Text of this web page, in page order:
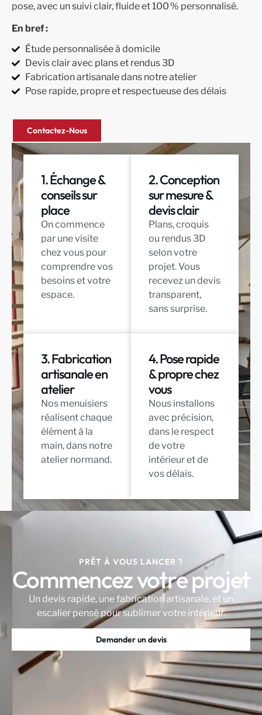
pose, avec un suivi clair, fluide et 100 % personnalisé.
En bref:
Étude personnalisée à domicile
Devis clair avec plans et rendus 3D
Fabrication artisanale dans notre atelier
Pose rapide, propre et respectueuse des délais
Contactez-Nous
1. Échange &
conseils sur
place
On commence
par une visite
chez vous pour
comprendre vos
besoins et votre
espace.
2. Conception
sur mesure &
devis clair
Plans, croquis
ou rendus 3D
selon votre
projet. Vous
recevez un devis
transparent,
sans surprise.
3. Fabrication
artisanale en
atelier
Nos menuisiers
réalisent chaque
élément à la
main, dans notre
atelier normand.
4. Pose rapide
& propre chez
vous
Nous installons
avec précision,
dans le respect
de votre
intérieur et de
vos délais.
PRÊT À VOUS LANCER ?
Commencez votre projet
Un devis rapide, une fabrication artisanale, et un
escalier pensé pour sublimer votre intérieur.
Demander un devis